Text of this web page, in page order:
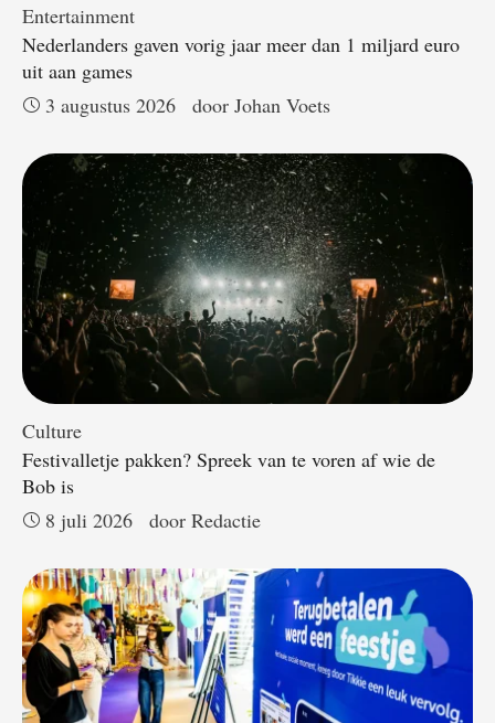
Entertainment
Nederlanders gaven vorig jaar meer dan 1 miljard euro
uit aan games
3 augustus 2026
door Johan Voets
Culture
Festivalletje pakken? Spreek van te voren af wie de
Bob is
8 juli 2026
door Redactie